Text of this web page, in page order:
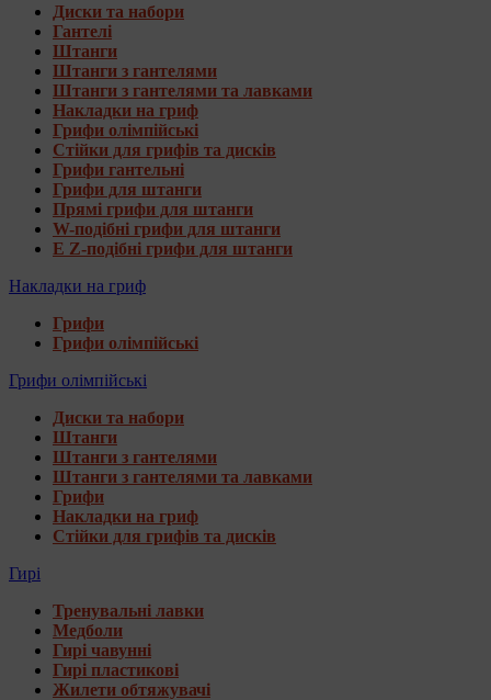
Диски та набори
Гантелі
Штанги
Штанги з гантелями
Штанги з гантелями та лавками
Накладки на гриф
Грифи олімпійські
Стійки для грифів та дисків
Грифи гантельні
Грифи для штанги
Прямі грифи для штанги
W-подібні грифи для штанги
E Z-подібні грифи для штанги
Накладки на гриф
Грифи
Грифи олімпійські
Грифи олімпійські
Диски та набори
Штанги
Штанги з гантелями
Штанги з гантелями та лавками
Грифи
Накладки на гриф
Стійки для грифів та дисків
Гирі
Тренувальні лавки
Медболи
Гирі чавунні
Гирі пластикові
Жилети обтяжувачі